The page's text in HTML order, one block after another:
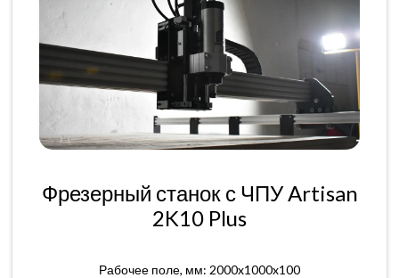
Фрезерный станок с ЧПУ Artisan
2K10 Plus
Рабочее поле, мм: 2000x1000x100